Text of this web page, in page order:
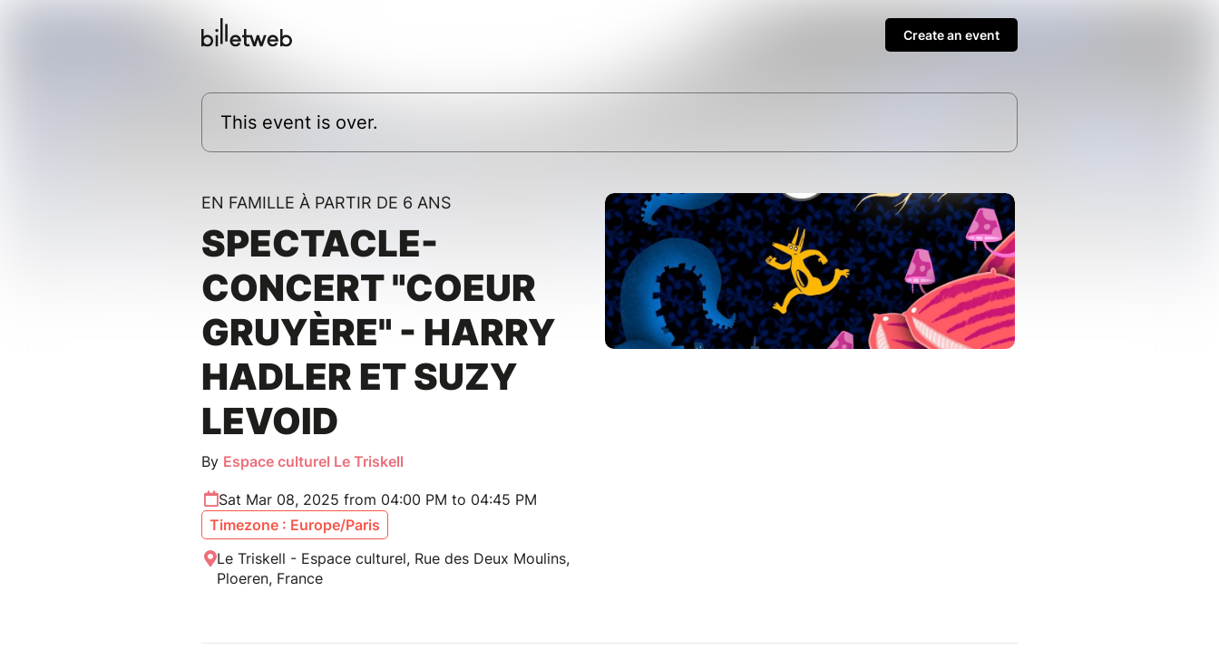
Create an event
This event is over.
EN FAMILLE À PARTIR DE 6 ANS
SPECTACLE-
CONCERT "COEUR
GRUYÈRE" - HARRY
HADLER ET SUZY
LEVOID
By Espace culturel Le Triskell
Sat Mar 08, 2025 from 04:00 PM to 04:45 PM
Timezone : Europe/Paris
Le Triskell - Espace culturel, Rue des Deux Moulins,
Ploeren, France